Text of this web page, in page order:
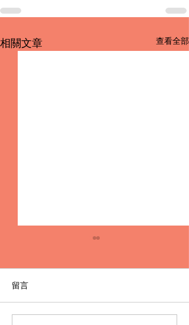
相關文章 查看全部
留言